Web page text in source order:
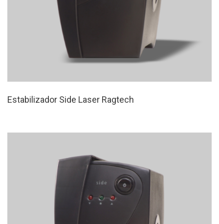
Estabilizador Side Laser Ragtech